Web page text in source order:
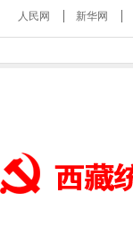
人民网 新华网